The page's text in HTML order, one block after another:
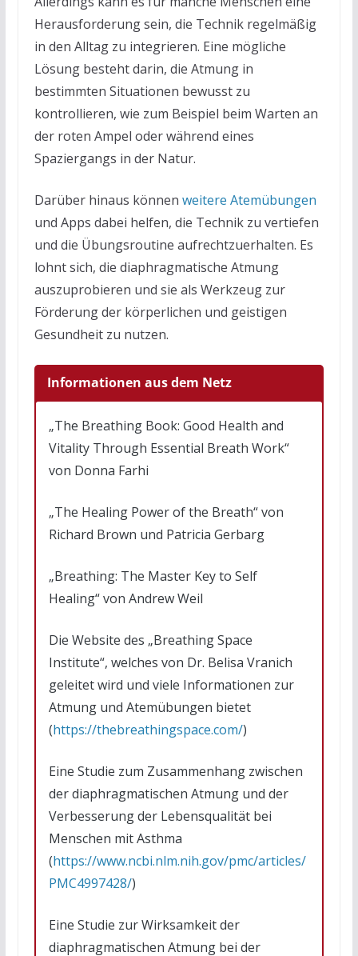
Herausforderung sein, die Technik regelmäßig
in den Alltag zu integrieren. Eine mögliche
Lösung besteht darin, die Atmung in
bestimmten Situationen bewusst zu
kontrollieren, wie zum Beispiel beim Warten an
der roten Ampel oder während eines
Spaziergangs in der Natur.
Darüber hinaus können weitere Atemübungen
und Apps dabei helfen, die Technik zu vertiefen
und die Übungsroutine aufrechtzuerhalten. Es
lohnt sich, die diaphragmatische Atmung
auszuprobieren und sie als Werkzeug zur
Förderung der körperlichen und geistigen
Gesundheit zu nutzen.
Informationen aus dem Netz
„The Breathing Book: Good Health and
Vitality Through Essential Breath Work“
von Donna Farhi
„The Healing Power of the Breath“ von
Richard Brown und Patricia Gerbarg
„Breathing: The Master Key to Self
Healing“ von Andrew Weil
Die Website des „Breathing Space
Institute“, welches von Dr. Belisa Vranich
geleitet wird und viele Informationen zur
Atmung und Atemübungen bietet
(https://thebreathingspace.com/)
Eine Studie zum Zusammenhang zwischen
der diaphragmatischen Atmung und der
Verbesserung der Lebensqualität bei
Menschen mit Asthma
(https://www.ncbi.nlm.nih.gov/pmc/articles/
PMC4997428/)
Eine Studie zur Wirksamkeit der
diaphragmatischen Atmung bei der